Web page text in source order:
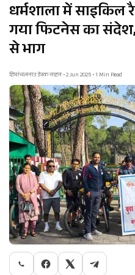
धर्मशाला में साइकिल
गया फिटनेस का
से भाग
हिमांचलनाउ डेस्क नाहन • 2 Jun 2025 • 1 Min Read